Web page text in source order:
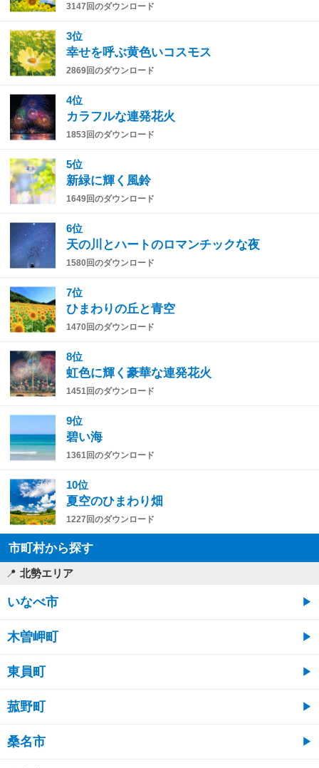
3147回のダウンロード
3位
幸せを呼ぶ黄色いコスモス
2869回のダウンロード
4位
カラフルな連発花火
1853回のダウンロード
5位
新緑に輝く風鈴
1649回のダウンロード
6位
天の川とハートのロマンチックな夜
1580回のダウンロード
7位
ひまわりの丘と青空
1470回のダウンロード
8位
虹色に輝く豪華な連発花火
1451回のダウンロード
9位
碧い海
1361回のダウンロード
10位
夏空のひまわり畑
1227回のダウンロード
市町村から探す
北勢エリア
いなべ市
木曽岬町
東員町
菰野町
桑名市